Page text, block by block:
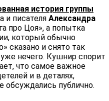
история группы
и писателя Александра
про Цоя», а попытка
который обычно
сказано и снято так
нечего. Кушнир спорит
что самое важное
и в деталях,
обсуждались публично.